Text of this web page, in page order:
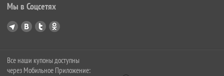
Мы в Соцсетях
Все наши купоны доступны
через Мобильное Приложение: